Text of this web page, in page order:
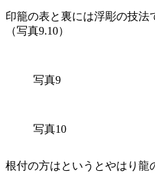
印籠の表と裏には浮彫の技法
（写真9.10）
写真9
写真10
根付の方はというとやはり龍